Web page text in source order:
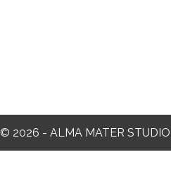
© 2026 - ALMA MATER